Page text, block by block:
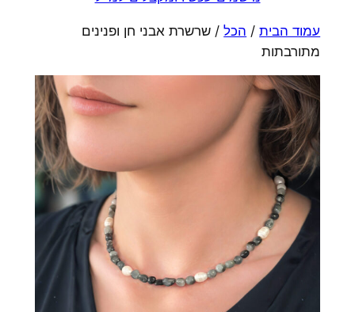
עמוד הבית/ הכל/ שרשרת אבני חן ופנינים
מתורבתות